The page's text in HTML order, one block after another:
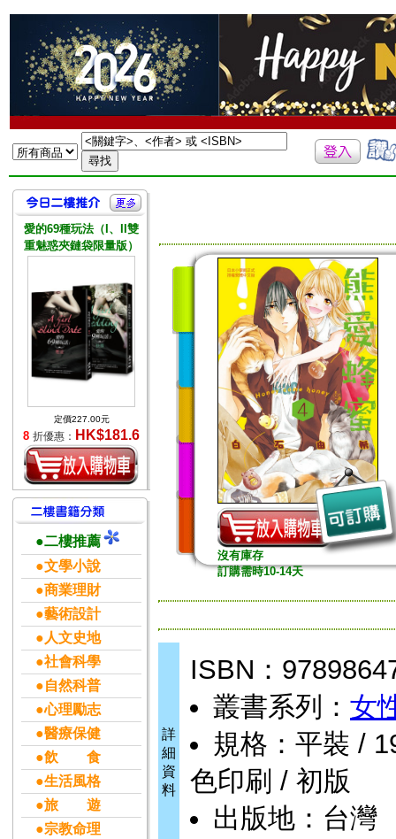
愛的69種玩法（I、II雙
重魅惑夾鏈袋限量版）
定價227.00元
8 折優惠： HK$181.6
●二樓推薦
●文學小說
●商業理財
●藝術設計
●人文史地
●社會科學
●自然科普
●心理勵志
●醫療保健
●飲 食
●生活風格
●旅 遊
●宗教命理
沒有庫存
訂購需時10-14天
詳
細
資
料
ISBN：
叢書系列： 女
規格：平裝 /
色印刷 / 初版
出版地：台灣